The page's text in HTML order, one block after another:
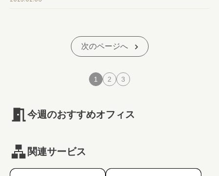
次のページへ
1 2 3
今週のおすすめオフィス
関連サービス